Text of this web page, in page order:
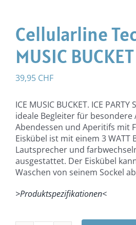
Cellularline
MUSIC
39,95 CHF
ICE MUSIC BUCKET. ICE PARTY
ideale Begleiter für besondere
Abendessen und Aperitifs mit
Eiskübel ist mit einem 3 WATT
Lautsprecher und
ausgestattet. Der Eiskübel
Waschen von seinem Sockel
>Produktspezifikationen<